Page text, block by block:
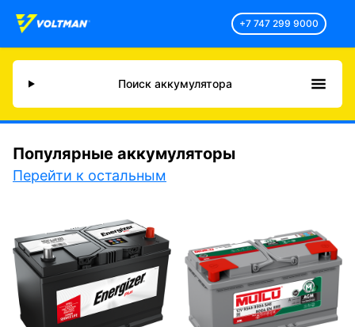
+7 747 299 9000
Поиск аккумулятора
Популярные аккумуляторы
Перейти к остальным